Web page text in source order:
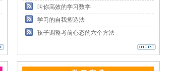
叫你高效的学习数学
学习的自我塑造法
孩子调整考前心态的六个方法